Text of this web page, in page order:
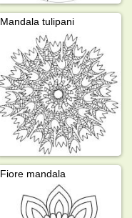
Mandala tulipani
Fiore mandala